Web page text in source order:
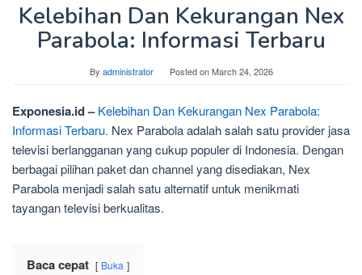
Kelebihan Dan Kekurangan Nex
Parabola: Informasi Terbaru
By administrator Posted onMarch 24, 2026
Exponesia.id – Kelebihan Dan Kekurangan Nex Parabola:
Informasi Terbaru. Nex Parabola adalah salah satu provider jasa
televisi berlangganan yang cukup populer di Indonesia. Dengan
berbagai pilihan paket dan channel yang disediakan, Nex
Parabola menjadi salah satu alternatif untuk menikmati
tayangan televisi berkualitas.
Baca cepat Buka